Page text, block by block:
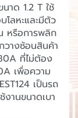
าด 1.2 T ใช้
ลหะและมีตัว
หรือการพลิก
วางซ้อนสินค้า
ที่ไม่ต้อง
เพื่อความ
เป็นรถ
งานขนาดเบา